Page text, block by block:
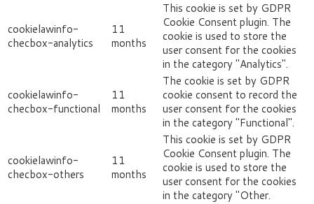
cookielawinfo-
checbox-analytics
11
months
This cookie is set by GDPR
Cookie Consent plugin. The
cookie is used to store the
user consent for the cookies
in the category "Analytics".
cookielawinfo-
checbox-functional
11
months
The cookie is set by GDPR
cookie consent to record the
user consent for the cookies
in the category "Functional".
cookielawinfo-
checbox-others
11
months
This cookie is set by GDPR
Cookie Consent plugin. The
cookie is used to store the
user consent for the cookies
in the category "Other.